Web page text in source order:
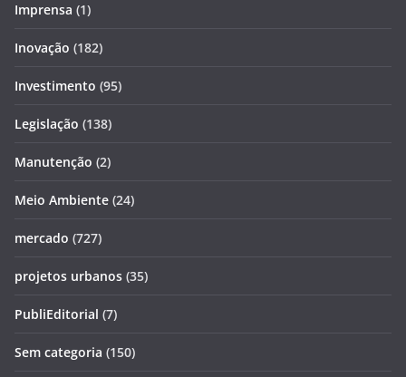
Imprensa (1)
Inovação (182)
Investimento (95)
Legislação (138)
Manutenção (2)
Meio Ambiente (24)
mercado (727)
projetos urbanos (35)
PubliEditorial (7)
Sem categoria (150)